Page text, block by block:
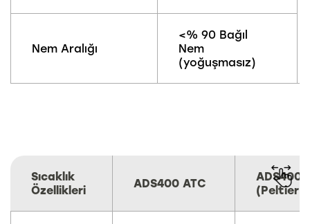
Nem Aralığı
<% 90 Bağıl
Nem
(yoğuşmasız)
Sıcaklık
Özellikleri
ADS400 ATC
ADS400
(Peltier)